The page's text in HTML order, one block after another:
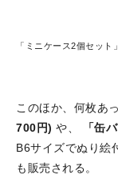
「ミニケース2個セッ
このほか、何枚あ
700円) や、 「缶
B6サイズでぬり絵
も販売される。